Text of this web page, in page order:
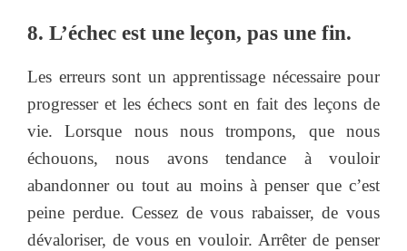
8. L’échec est une leçon, pas une fin.
Les erreurs sont un apprentissage nécessaire pour
progresser et les échecs sont en fait des leçons de
vie. Lorsque nous nous trompons, que nous
échouons, nous avons tendance à vouloir
abandonner ou tout au moins à penser que c’est
peine perdue. Cessez de vous rabaisser, de vous
dévaloriser, de vous en vouloir. Arrêter de penser